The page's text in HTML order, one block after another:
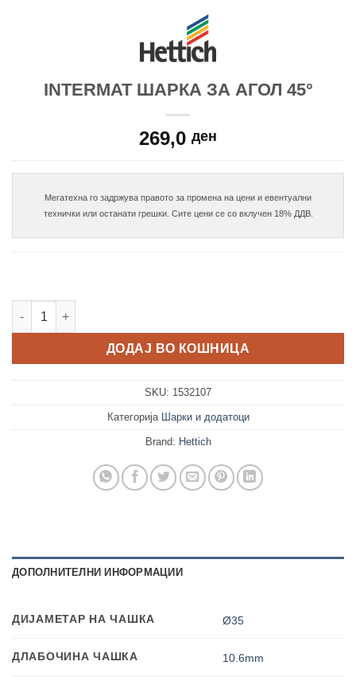
INTERMAT ШАРКА ЗА АГОЛ 45°
269,0 ден
Мегатехна го задржува правото за промена на цени и евентуални
Intermat шарка за агол 45° количина
ДОДАЈ ВО КОШНИЦА
SKU: 1532107
Категорија Шарки и додатоци
Brand: Hettich
ДОПОЛНИТЕЛНИ ИНФОРМАЦИИ
ДИЈАМЕТАР НА ЧАШКА Ø35
ДЛАБОЧИНА ЧАШКА 10.6mm